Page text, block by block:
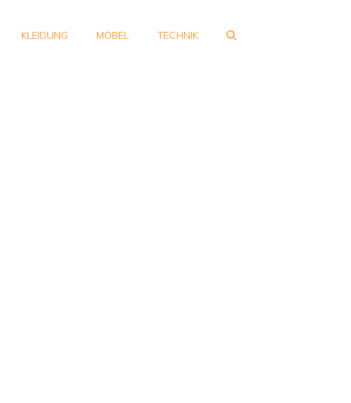
KLEIDUNG MÖBEL TECHNIK